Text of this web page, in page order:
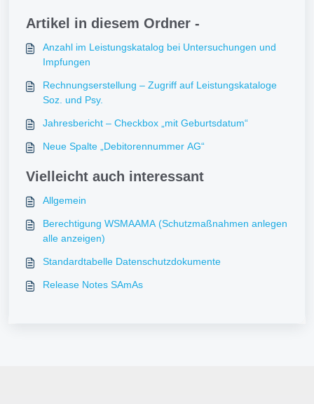
Artikel in diesem Ordner -
Anzahl im Leistungskatalog bei Untersuchungen und
Impfungen
Rechnungserstellung – Zugriff auf Leistungskataloge
Soz. und Psy.
Jahresbericht – Checkbox „mit Geburtsdatum“
Neue Spalte „Debitorennummer AG“
Vielleicht auch interessant
Allgemein
Berechtigung WSMAAMA (Schutzmaßnahmen anlegen
alle anzeigen)
Standardtabelle Datenschutzdokumente
Release Notes SAmAs